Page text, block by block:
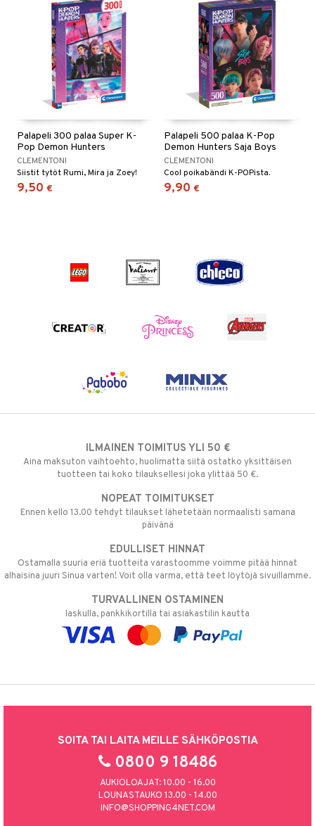
Palapeli 300 palaa Super K-
Pop Demon Hunters
CLEMENTONI
Siistit tytöt Rumi, Mira ja Zoey!
9,50 €
Palapeli 500 palaa K-Pop
Demon Hunters Saja Boys
CLEMENTONI
Cool poikabändi K-POPista.
9,90 €
ILMAINEN TOIMITUS YLI 50 €
Aina maksuton vaihtoehto, huolimatta siitä ostatko yksittäisen
tuotteen tai koko tilauksellesi joka ylittää 50 €.
NOPEAT TOIMITUKSET
Ennen kello 13.00 tehdyt tilaukset lähetetään normaalisti samana
päivänä
EDULLISET HINNAT
Ostamalla suuria eriä tuotteita varastoomme voimme pitää hinnat
alhaisina juuri Sinua varten! Voit olla varma, että teet löytöjä sivuillamme.
TURVALLINEN OSTAMINEN
laskulla, pankkikortilla tai asiakastilin kautta
SOITA TAI LAITA MEILLE SÄHKÖPOSTIA
0800 9 18486
AUKIOLOAJAT: 10.00 - 16.00
LOUNASTAUKO 13.00 - 14.00
INFO@SHOPPING4NET.COM